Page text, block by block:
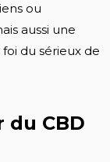
ou
aussi une
du sérieux de
du CBD